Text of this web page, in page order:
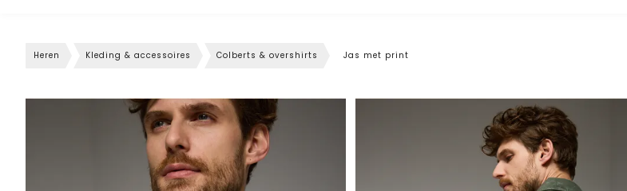
Heren Kleding & accessoires Colberts & overshirts Jas met print